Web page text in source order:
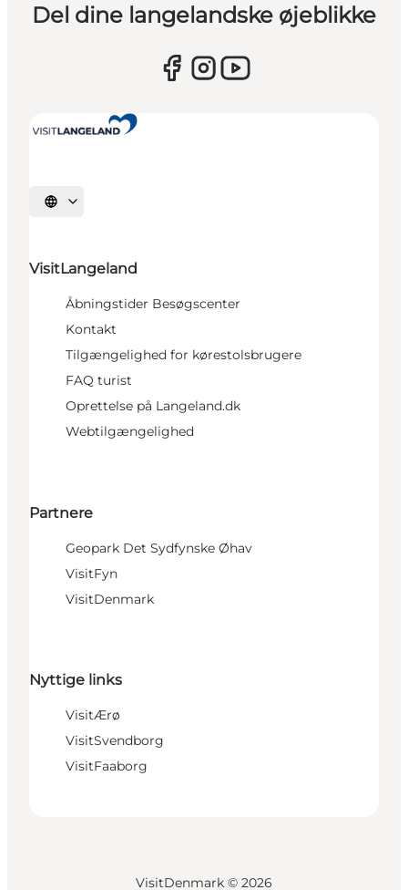
Del dine langelandske øjeblikke
Vælg sprog
VisitLangeland
Åbningstider Besøgscenter
Kontakt
Tilgængelighed for kørestolsbrugere
FAQ turist
Oprettelse på Langeland.dk
Webtilgængelighed
Partnere
Geopark Det Sydfynske Øhav
VisitFyn
VisitDenmark
Nyttige links
VisitÆrø
VisitSvendborg
VisitFaaborg
VisitDenmark © 2026